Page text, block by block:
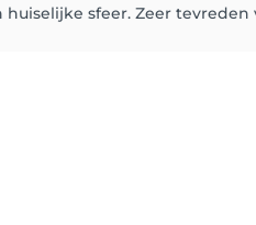
sfeer. Zeer tevreden